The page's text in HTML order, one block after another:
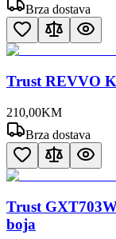
Brza dostava
Trust REVVO
210,00KM
Brza dostava
Trust
boja